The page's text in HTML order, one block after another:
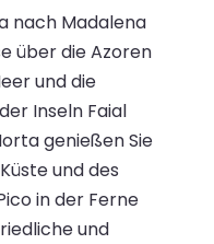
nach Madalena
über die Azoren
und die
Inseln Faial
genießen Sie
und des
in der Ferne
und